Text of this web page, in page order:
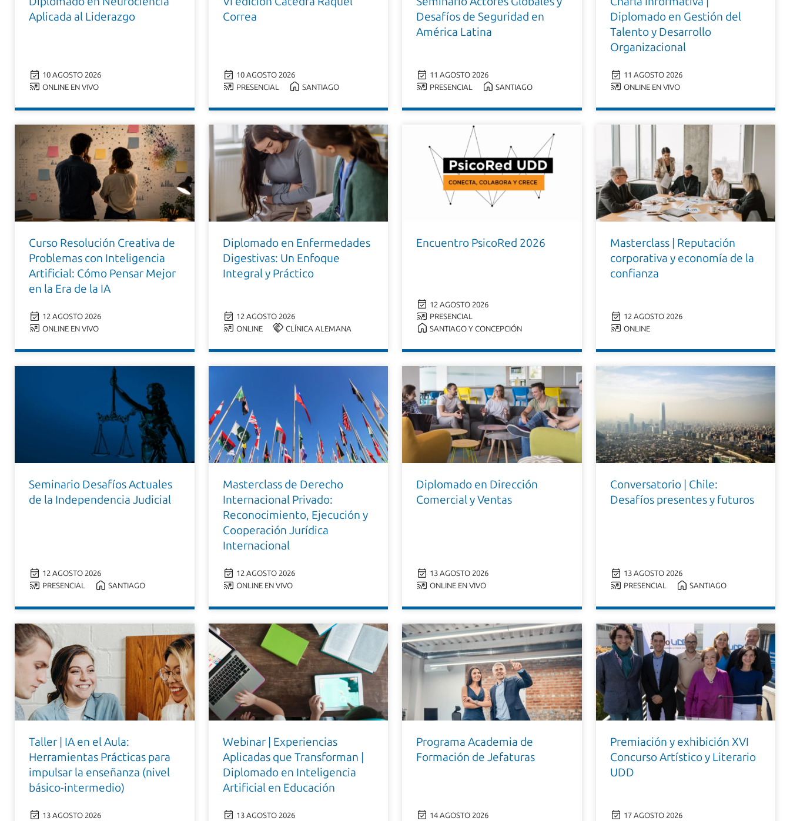
Aplicada al Liderazgo
10 AGOSTO 2026
ONLINE EN VIVO
Correa
10 AGOSTO 2026
PRESENCIAL
SANTIAGO
Desafíos de Seguridad en
América Latina
11 AGOSTO 2026
PRESENCIAL
SANTIAGO
Diplomado en Gestión del
Talento y Desarrollo
Organizacional
11 AGOSTO 2026
ONLINE EN VIVO
Curso Resolución Creativa de
Problemas con Inteligencia
Artificial: Cómo Pensar Mejor
en la Era de la IA
12 AGOSTO 2026
ONLINE EN VIVO
Diplomado en Enfermedades
Digestivas: Un Enfoque
Integral y Práctico
12 AGOSTO 2026
ONLINE
CLÍNICA ALEMANA
Encuentro PsicoRed 2026
12 AGOSTO 2026
PRESENCIAL
SANTIAGO Y CONCEPCIÓN
Masterclass | Reputación
corporativa y economía de la
confianza
12 AGOSTO 2026
ONLINE
Seminario Desafíos Actuales
de la Independencia Judicial
12 AGOSTO 2026
PRESENCIAL
SANTIAGO
Masterclass de Derecho
Internacional Privado:
Reconocimiento, Ejecución y
Cooperación Jurídica
Internacional
12 AGOSTO 2026
ONLINE EN VIVO
Diplomado en Dirección
Comercial y Ventas
13 AGOSTO 2026
ONLINE EN VIVO
Conversatorio | Chile:
Desafíos presentes y futuros
13 AGOSTO 2026
PRESENCIAL
SANTIAGO
Taller | IA en el Aula:
Herramientas Prácticas para
impulsar la enseñanza (nivel
básico-intermedio)
13 AGOSTO 2026
Webinar | Experiencias
Aplicadas que Transforman |
Diplomado en Inteligencia
Artificial en Educación
13 AGOSTO 2026
Programa Academia de
Formación de Jefaturas
14 AGOSTO 2026
Premiación y exhibición XVI
Concurso Artístico y Literario
UDD
17 AGOSTO 2026